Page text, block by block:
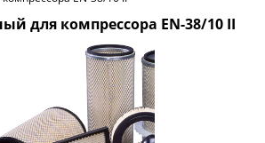
для компрессора EN-38/10 II